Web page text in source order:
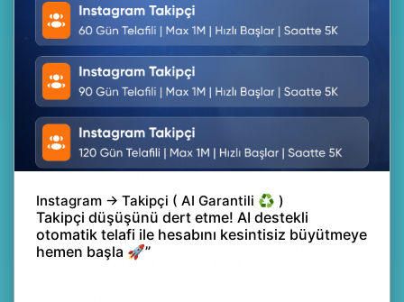
Türkiye'de hızla artan kullanıcı sayısıyla TikTok, popüler bir
sosyal medya platformudur ve burada paylaşılan tüm
videoları kolaylıkla indirebilirsiniz. Videoları kalite kaybı
olmadan akıllı telefon veya tablete indirmek istiyorsanız
doğru yerdesiniz. MusicallyDown adlı web sitesi, TikTok
videolarını ücretsiz olarak indirmenize olanak sağlar.
TikTok kullanıcısı olun veya olmayın, uygulamada
paylaşılan tüm videoların bağlantı adresleri (URL)
bulunmaktadır. Bu bağlantı adresini kopyalayarak
MusicallyDown sitesine yapıştırarak istediğiniz videoları
indirebilirsiniz. TikTok videolarını ücretsiz olarak
indirebilme imkanı, tüm kullanıcılar tarafından rahatlıkla
tercih edilen bir işlemdir.
MusicallyDown sitesi, kullanıcılara istedikleri kalitede
videolar sağlar ve bu işlem için herhangi bir ücret
ödemenize veya kayıt olmanıza gerek yoktur. Hızlı ve kolay